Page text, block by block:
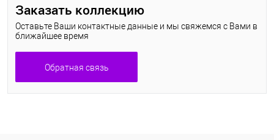
Заказать коллекцию
Оставьте Ваши контактные данные и мы свяжемся с Вами в
ближайшее время
Обратная связь